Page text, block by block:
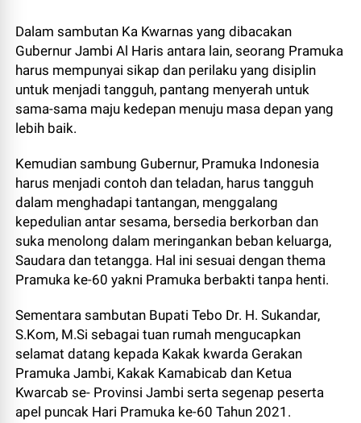
Dalam sambutan Ka Kwarnas yang dibacakan
Gubernur Jambi Al Haris antara lain, seorang Pramuka
harus mempunyai sikap dan perilaku yang disiplin
untuk menjadi tangguh, pantang menyerah untuk
sama-sama maju kedepan menuju masa depan yang
lebih baik.
Kemudian sambung Gubernur, Pramuka Indonesia
harus menjadi contoh dan teladan, harus tangguh
dalam menghadapi tantangan, menggalang
kepedulian antar sesama, bersedia berkorban dan
suka menolong dalam meringankan beban keluarga,
Saudara dan tetangga. Hal ini sesuai dengan thema
Pramuka ke-60 yakni Pramuka berbakti tanpa henti.
Sementara sambutan Bupati Tebo Dr. H. Sukandar,
S.Kom, M.Si sebagai tuan rumah mengucapkan
selamat datang kepada Kakak kwarda Gerakan
Pramuka Jambi, Kakak Kamabicab dan Ketua
Kwarcab se- Provinsi Jambi serta segenap peserta
apel puncak Hari Pramuka ke-60 Tahun 2021.